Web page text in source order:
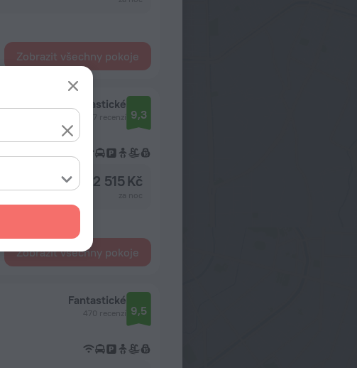
Zobrazit všechny pokoje
Fantastické
1817 recenzí 9,3
od 2 515 Kč
Zobrazit všechny pokoje
Fantastické
470 recenzí 9,5